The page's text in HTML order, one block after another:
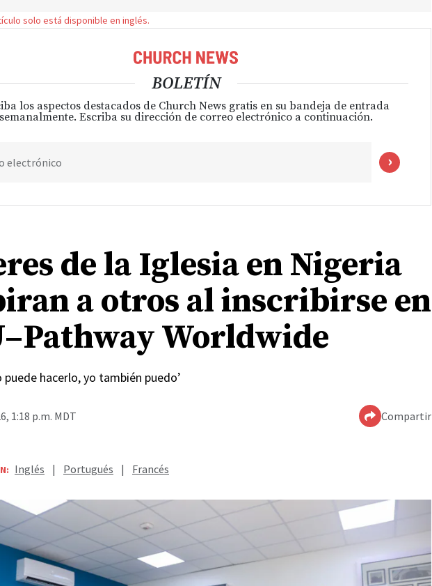
solo está disponible en inglés.
BOLETÍN
los aspectos destacados de Church News gratis en su bandeja de entrada
semanalmente. Escriba su dirección de correo electrónico a continuación.
electrónico
de la Iglesia en Nigeria
a otros al inscribirse en
Worldwide
puede hacerlo, yo también puedo’
1:18 p.m. MDT Compartir
Inglés | Portugués | Francés